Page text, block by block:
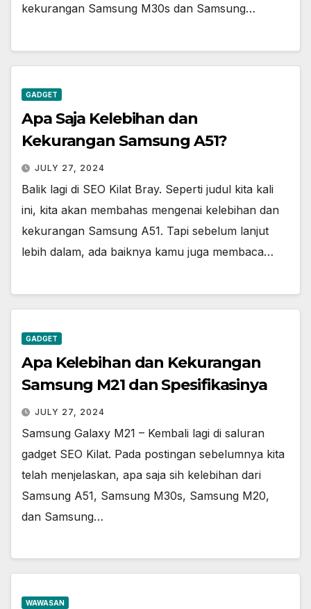
kekurangan Samsung M30s dan Samsung…
GADGET
Apa Saja Kelebihan dan
Kekurangan Samsung A51?
JULY 27, 2024
Balik lagi di SEO Kilat Bray. Seperti judul kita kali
ini, kita akan membahas mengenai kelebihan dan
kekurangan Samsung A51. Tapi sebelum lanjut
lebih dalam, ada baiknya kamu juga membaca…
GADGET
Apa Kelebihan dan Kekurangan
Samsung M21 dan Spesifikasinya
JULY 27, 2024
Samsung Galaxy M21 – Kembali lagi di saluran
gadget SEO Kilat. Pada postingan sebelumnya kita
telah menjelaskan, apa saja sih kelebihan dari
Samsung A51, Samsung M30s, Samsung M20,
dan Samsung…
WAWASAN